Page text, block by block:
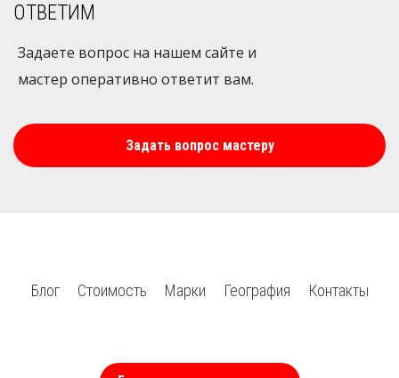
ОТВЕТИМ
Задаете вопрос на нашем сайте и
мастер оперативно ответит вам.
Задать вопрос мастеру
Блог Стоимость Марки География Контакты